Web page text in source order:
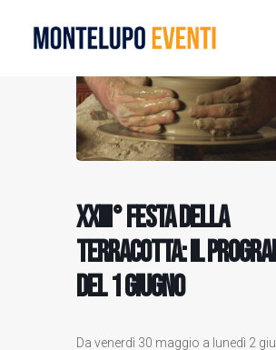
MONTELUPO SPORT DAYS 2026
ESTATE A MONTELUPO
DOVE MANGIARE
MUSEO DELLA CERAMICA
RICERCA
XXIII° Festa della
Terracotta: il
del 1 giugno
Da venerdì 30 maggio a lunedì 2